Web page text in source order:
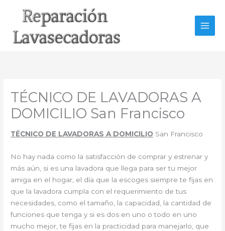
TÉCNICO DE LAVADORAS A
DOMICILIO San Francisco
TÉCNICO DE LAVADORAS A DOMICILIO San Francisco
No hay nada como la satisfacción de comprar y estrenar y
más aún, si es una lavadora que llega para ser tu mejor
amiga en el hogar, el día que la escoges siempre te fijas en
que la lavadora cumpla con el requerimiento de tus
necesidades, como el tamaño, la capacidad, la cantidad de
funciones que tenga y si es dos en uno o todo en uno
mucho mejor, te fijas en la practicidad para manejarlo, que